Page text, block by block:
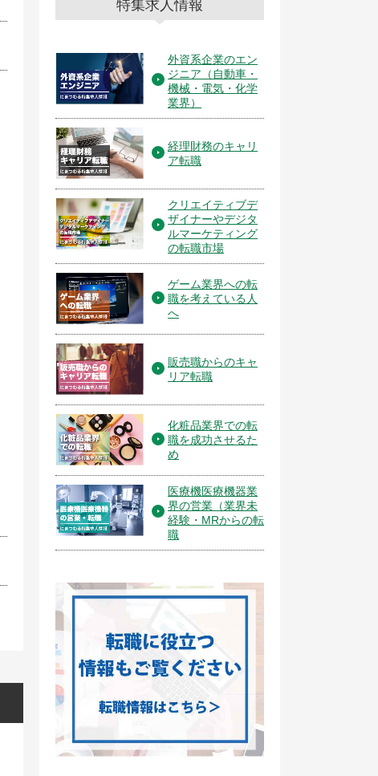
特集求人情報
外資系企業のエン
ジニア（自動車・
機械・電気・化学
業界）
経理財務のキャリ
ア転職
クリエイティブデ
ザイナーやデジタ
ルマーケティング
の転職市場
ゲーム業界への転
職を考えている人
へ
販売職からのキャ
リア転職
化粧品業界での転
職を成功させるた
め
医療機医療機器業
界の営業（業界未
経験・MRからの転
職